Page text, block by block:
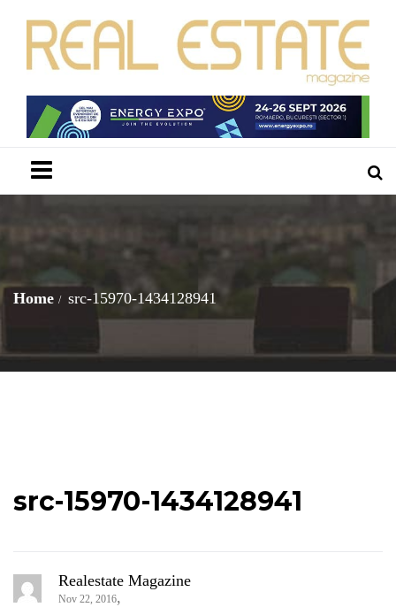
Home src-15970-1434128941
src-15970-1434128941
Realestate Magazine
Nov 22, 2016,